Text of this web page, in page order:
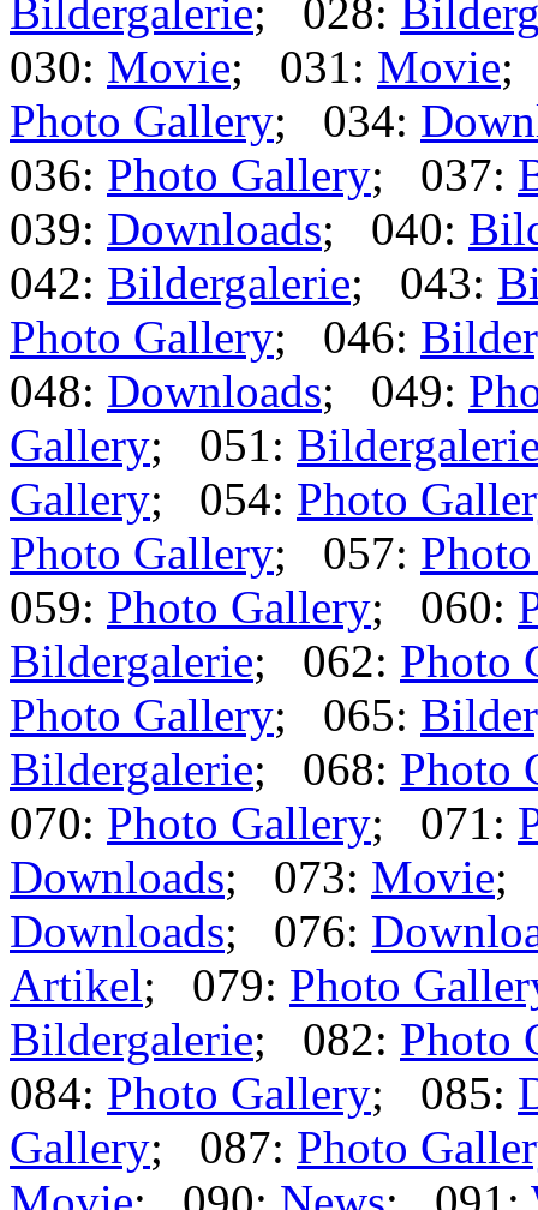
Bildergalerie; 028:
030: Movie; 031: Movie;
Photo Gallery; 034:
036: Photo Gallery; 037:
039: Downloads; 040:
042: Bildergalerie; 043:
Photo Gallery; 046:
048: Downloads; 049:
Gallery; 051:
Gallery; 054: Photo
Photo Gallery; 057:
059: Photo Gallery; 060:
Bildergalerie; 062: Photo
Photo Gallery; 065:
Bildergalerie; 068: Photo
070: Photo Gallery; 071:
Downloads; 073: Movie;
Downloads; 076:
Artikel; 079: Photo
Bildergalerie; 082: Photo
084: Photo Gallery; 085:
Gallery; 087: Photo